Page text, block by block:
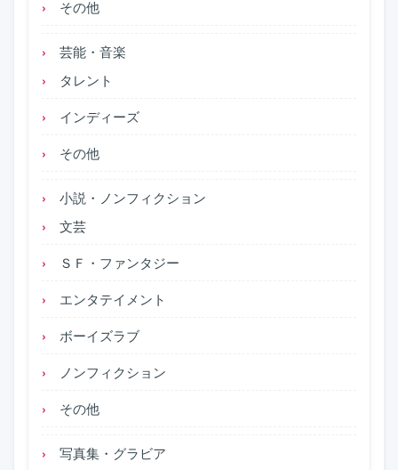
その他
芸能・音楽
タレント
インディーズ
その他
小説・ノンフィクション
文芸
ＳＦ・ファンタジー
エンタテイメント
ボーイズラブ
ノンフィクション
その他
写真集・グラビア